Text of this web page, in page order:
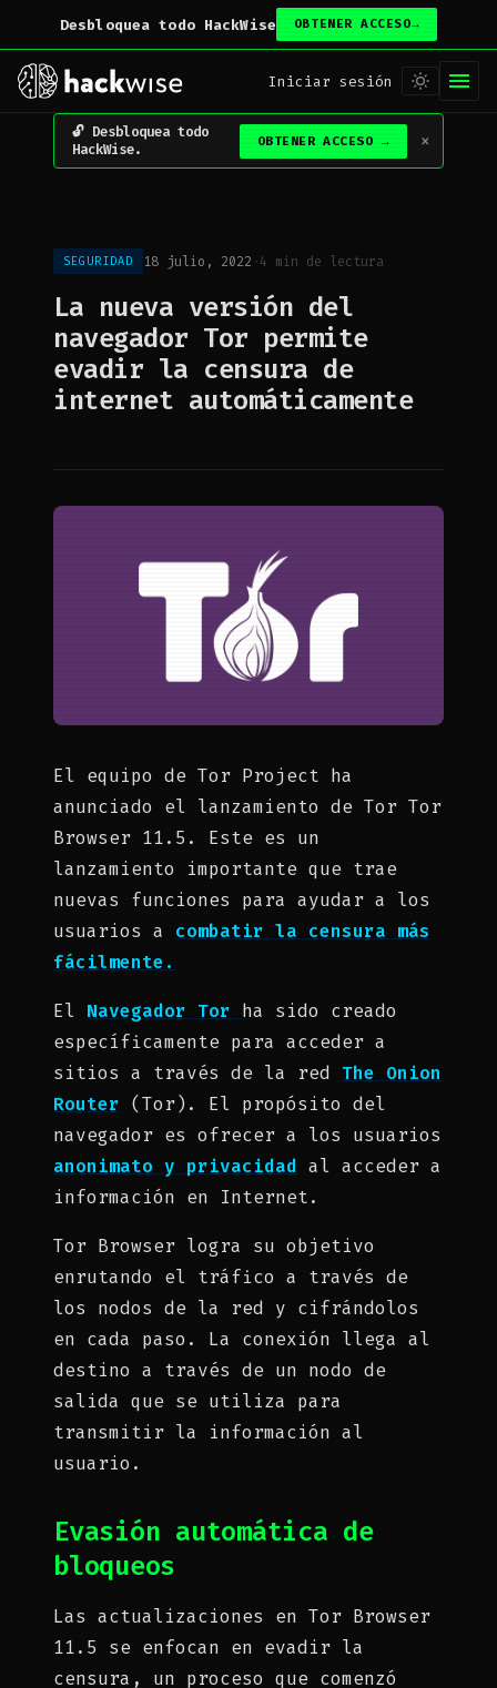
Desbloquea todo HackWise OBTENER ACCESO→
Iniciar sesión
×
Desbloquea todo
HackWise.
OBTENER ACCESO →
SEGURIDAD 18 julio, 2022 ·4 min de lectura
La nueva versión del
navegador Tor permite
evadir la censura de
internet automáticamente
El equipo de Tor Project ha
anunciado el lanzamiento de Tor Tor
Browser 11.5. Este es un
lanzamiento importante que trae
nuevas funciones para ayudar a los
usuarios a combatir la censura más
fácilmente.
El Navegador Tor ha sido creado
específicamente para acceder a
sitios a través de la red The Onion
Router (Tor). El propósito del
navegador es ofrecer a los usuarios
anonimato y privacidad al acceder a
información en Internet.
Tor Browser logra su objetivo
enrutando el tráfico a través de
los nodos de la red y cifrándolos
en cada paso. La conexión llega al
destino a través de un nodo de
salida que se utiliza para
transmitir la información al
usuario.
Evasión automática de
bloqueos
Las actualizaciones en Tor Browser
11.5 se enfocan en evadir la
censura, un proceso que comenzó